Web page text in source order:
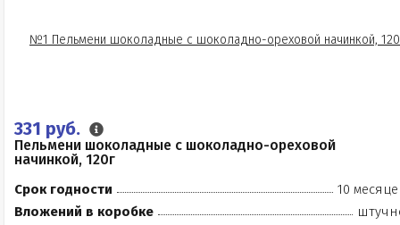
331 руб.
Пельмени шоколадные с шоколадно-ореховой
начинкой, 120г
Срок годности
10
Вложений в коробке